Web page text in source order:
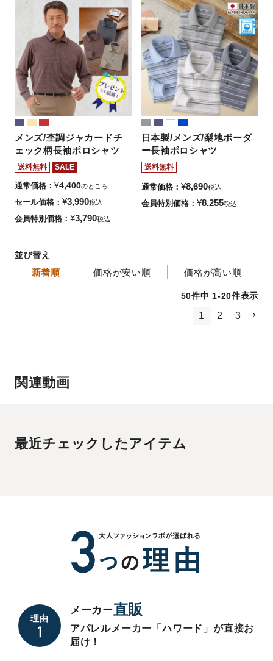
メンズ/杢調ジャカードチ
ェック柄長袖ポロシャツ
送料無料 SALE
通常価格 ¥4,400のところ
セール価格 ¥3,990税込
会員特別価格 ¥3,790税込
日本製/メンズ/梨地ボーダ
ー長袖ポロシャツ
送料無料
通常価格 ¥8,690税込
会員特別価格 ¥8,255税込
並び替え
価格が安い順 価格が高い順
新着順
50件中 1-20件表示
1 2 3
関連動画
最近チェックしたアイテム
理由
メーカー直販
アパレルメーカー「ハワード」が直接お
届け！